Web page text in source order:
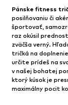
Pánske fitness
posilňovaniu či
športovať,
raz okúsil
zväčša verný.
tričká na
určite prídeš na
v našej bohatej
ktorý kúsok je
maximálny pocit